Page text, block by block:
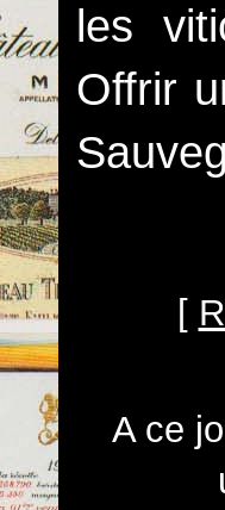
les
Offrir
[
A ce